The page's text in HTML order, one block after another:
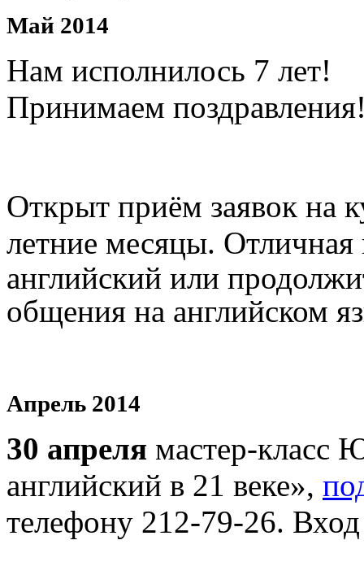
Май 2014
Нам исполнилось 7 лет!
Принимаем
Открыт приём заявок на
летние месяцы. Отличная
английский или
общения на английском
Апрель 2014
30 апреля мастер-класс
английский в 21 веке»,
телефону 212-79-26.